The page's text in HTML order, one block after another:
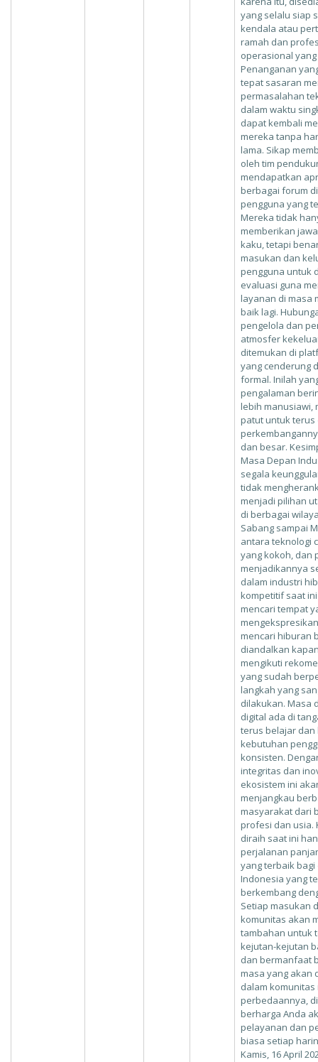
yang selalu siap
kendala atau
ramah dan
operasional
Penanganan
tepat sasaran
permasalahan
dalam waktu
dapat kembali
mereka tanpa
lama. Sikap
oleh tim
mendapatkan
berbagai forum
pengguna yang
Mereka tidak
memberikan
kaku, tetapi
masukan dan
pengguna untuk
evaluasi guna
layanan di masa
baik lagi.
pengelola dan
atmosfer
ditemukan di
yang cenderung
formal. Inilah
pengalaman
lebih manusiawi,
patut untuk terus
dan besar.
Masa Depan
segala
tidak
menjadi pilihan
di berbagai
Sabang sampai
antara teknologi
yang kokoh, dan
menjadikannya
dalam industri
kompetitif saat
mencari tempat
mencari hiburan
diandalkan
mengikuti
yang sudah
langkah yang
dilakukan. Masa
digital ada di
terus belajar
kebutuhan
konsisten.
integritas dan
ekosistem ini
menjangkau
masyarakat dari
profesi dan usia.
diraih saat ini
perjalanan
yang terbaik
Indonesia yang
berkembang
Setiap masukan
komunitas akan
tambahan untuk
kejutan-kejutan
dan bermanfaat
masa yang akan
dalam
perbedaannya,
berharga Anda
pelayanan dan
biasa setiap
Kamis, 16 April